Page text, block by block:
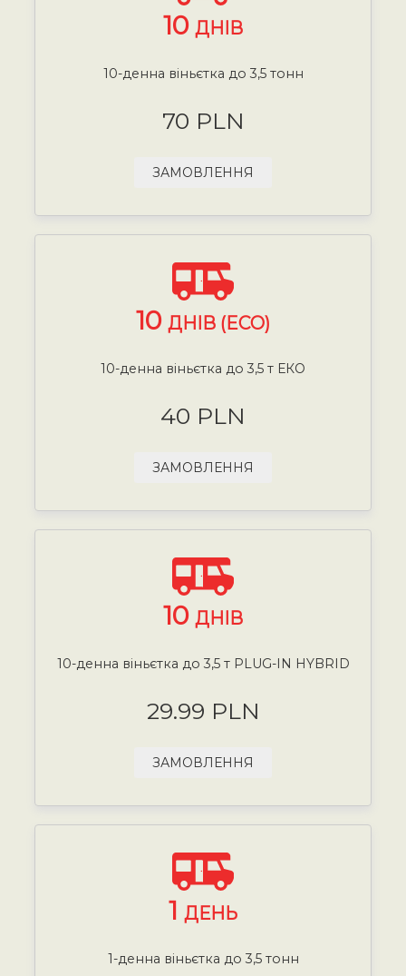
10 ДНІВ
10-денна віньєтка до 3,5 тонн
70 PLN
ЗАМОВЛЕННЯ
10 ДНІВ (ECO)
10-денна віньєтка до 3,5 т ЕКО
40 PLN
ЗАМОВЛЕННЯ
10 ДНІВ
10-денна віньєтка до 3,5 т PLUG-IN HYBRID
29.99 PLN
ЗАМОВЛЕННЯ
1 ДЕНЬ
1-денна віньєтка до 3,5 тонн